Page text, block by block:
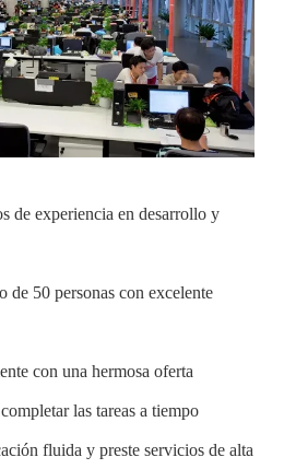
de experiencia en desarrollo y
de 50 personas con excelente
con una hermosa oferta
las tareas a tiempo
fluida y preste servicios de alta